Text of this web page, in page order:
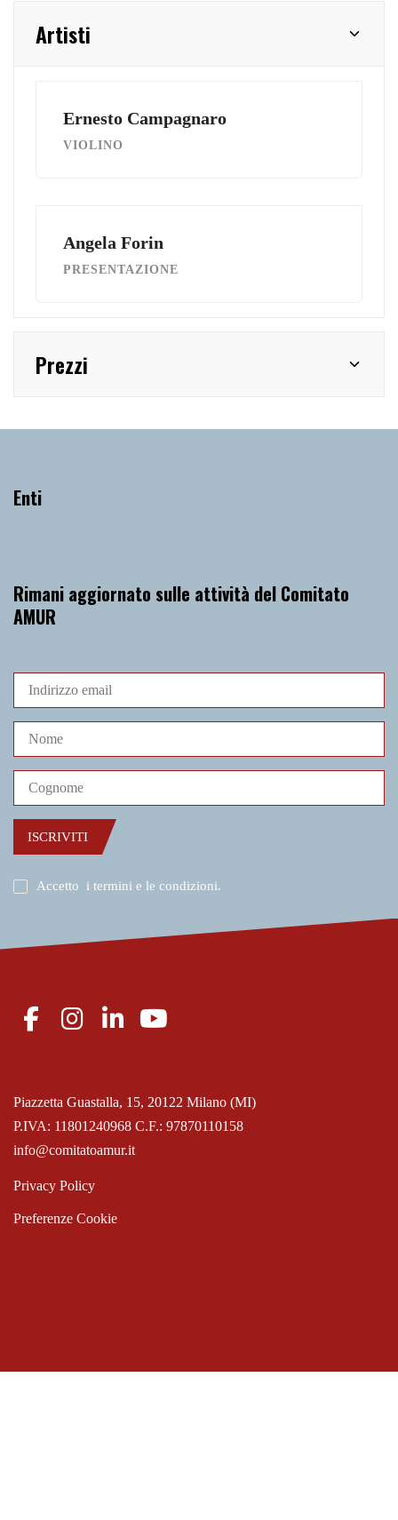
Artisti
Ernesto Campagnaro
VIOLINO
Angela Forin
PRESENTAZIONE
Prezzi
Enti
Rimani aggiornato sulle attività del Comitato
AMUR
ISCRIVITI
Accetto i termini e le condizioni.
P.IVA: 11801240968 C.F.: 97870110158
Piazzetta Guastalla, 15, 20122 Milano (MI)
info@comitatoamur.it
Privacy Policy
Preferenze Cookie